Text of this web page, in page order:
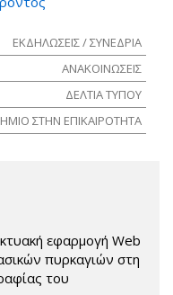
ΕΚΔΗΛΩΣΕΙΣ / ΣΥΝΕΔΡΙΑ
ΑΝΑΚΟΙΝΩΣΕΙΣ
ΔΕΛΤΙΑ ΤΥΠΟΥ
ΣΤΗΝ ΕΠΙΚΑΙΡΟΤΗΤΑ
εφαρμογή Web
πυρκαγιών στη
του